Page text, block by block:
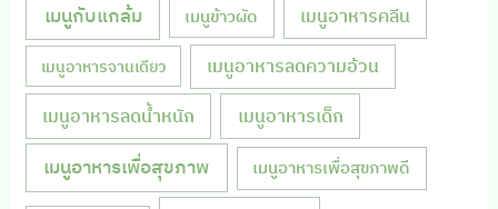
เมนูกับแกล้ม เมนูข้าวผัด เมนูอาหารคลีน
เมนูอาหารจานเดียว เมนูอาหารลดความอ้วน
เมนูอาหารลดน้ำหนัก เมนูอาหารเด็ก
เมนูอาหารเพื่อสุขภาพ เมนูอาหารเพื่อสุขภาพดี